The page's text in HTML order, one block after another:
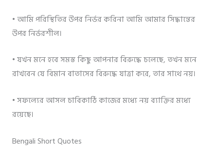
• আমি পরিস্থিতির উপর নির্ভর করিনা আমি আমার সিদ্ধান্তের
উপর নির্ভরশীল।
• যখন মনে হবে সমস্ত কিছু আপনার বিরুদ্ধে চলেছে, তখন মনে
রাখবেন যে বিমান বাতাসের বিরুদ্ধে যাত্রা করে, তার সাথে নয়।
• সফল্যের আসল চাবিকাঠি কাজের মধ্যে নয় ব্যাক্তির মধ্যে
রয়েছে।
Bengali Short Quotes